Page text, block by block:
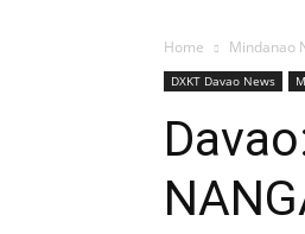
Home Mindanao
DXKT Davao News